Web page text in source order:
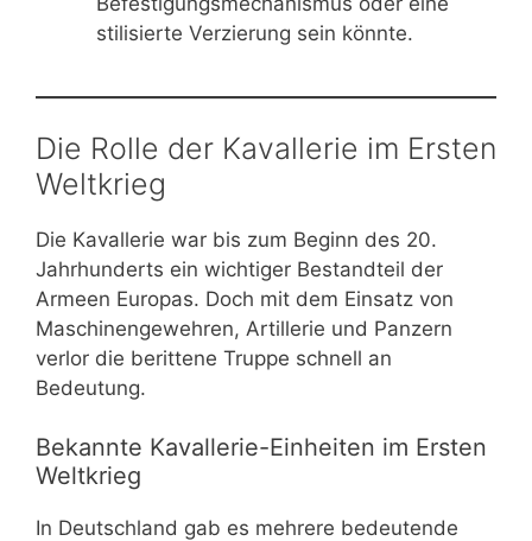
stilisierte Verzierung sein könnte.
Die Rolle der Kavallerie im Ersten
Weltkrieg
Die Kavallerie war bis zum Beginn des 20.
Jahrhunderts ein wichtiger Bestandteil der
Armeen Europas. Doch mit dem Einsatz von
Maschinengewehren, Artillerie und Panzern
verlor die berittene Truppe schnell an
Bedeutung.
Bekannte Kavallerie-Einheiten im Ersten
Weltkrieg
In Deutschland gab es mehrere bedeutende